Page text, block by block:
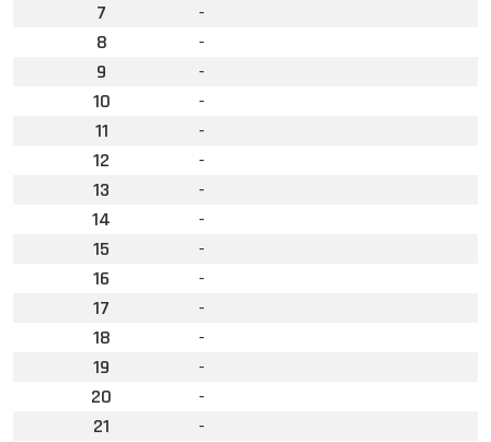
7
-
8
-
9
-
10
-
11
-
12
-
13
-
14
-
15
-
16
-
17
-
18
-
19
-
20
-
21
-